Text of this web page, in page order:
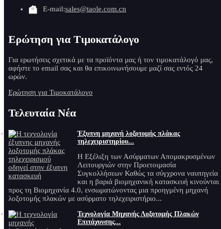
E-mail:sales@taole.com.cn
Ερώτηση για Τιμοκατάλογο
Για ερωτήσεις σχετικά με τα προϊόντα μας ή τον τιμοκατάλογό μας,
αφήστε το email σας και θα επικοινωνήσουμε μαζί σας εντός 24
ωρών.
Ερώτηση για Τιμοκατάλογο
Τελευταία Νέα
Έξυπνη μηχανή λοξοτομής πλάκας
τηλεχειριστηρίου...
Η Εξέλιξη των Ασύρματων Απομακρυσμένων
Λειτουργιών στην Προετοιμασία
Συγκολλήσεων Καθώς τα σύγχρονα ναυπηγεία
και η βαριά βιομηχανική κατασκευή κινούνται
προς τη Βιομηχανία 4.0, ενσωματώνοντας μια προηγμένη μηχανή
λοξοτομής πλακών με ασύρματο τηλεχειριστήριο...
Τεχνολογία Μηχανής Λοξοτομής Πλακών
Επιτάχυνσης...